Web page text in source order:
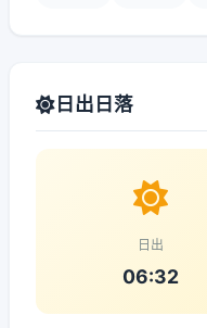
日出日落
日出
06:32